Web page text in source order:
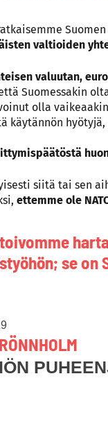
valtioiden
valuutan,
Suomessakin
olla
käytännön
siitä tai sen
ettemme ole
se on